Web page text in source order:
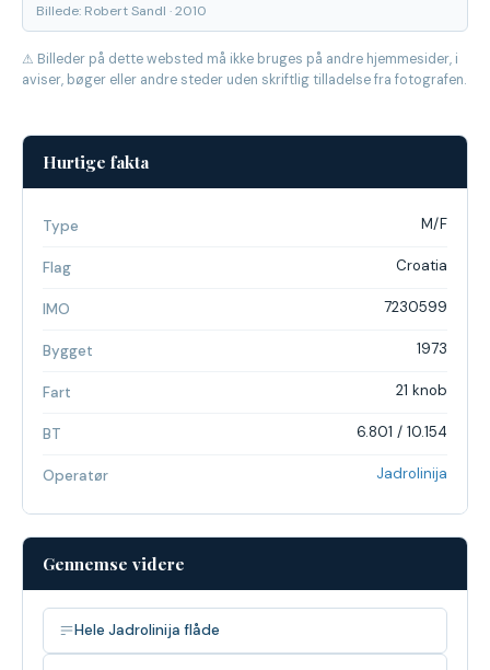
Billede: Robert Sandl · 2010
⚠ Billeder på dette websted må ikke bruges på andre hjemmesider, i
aviser, bøger eller andre steder uden skriftlig tilladelse fra fotografen.
Hurtige fakta
Type M/F
Flag Croatia
IMO 7230599
Bygget 1973
Fart 21 knob
BT 6.801 / 10.154
Operatør Jadrolinija
Gennemse videre
Hele Jadrolinija flåde